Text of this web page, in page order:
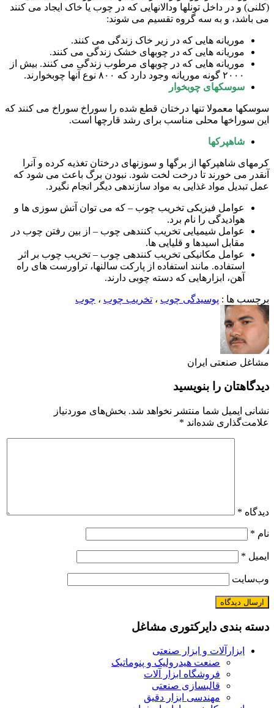
(کلنی) و در داخل تونلها ودالانهایی که در چوب یا خاک ایجاد می کنند
می باشد، و به سه گروه تقسیم می شوند:
موریانه هایی که در زیر خاک زندگی می کنند.
موریانه هایی که در چوبهای خشک زندگی می کنند.
موریانه هایی که در چوبهای مرطوب زندگی می کنند. بیش از
۲۰۰۰ گونه موریانه وجود دارد که ۸۰۰ نوع آنها چوبخوارند.
سوسکهای چوبخوار
سوسکها معمولا تنها درختان قطع شده را سوراخ سوراخ می کنند که
این سوراخها محلی مناسب برای رشد قارچها است.
شاهپرکها
کرمهای شاهپرکها از برگها و سوزنهای درختان تغذیه کرده و آنرا
آنقدر می خورند تا درخت لخت شود. نبودن برگ باعث می شود که
عمل تبدیل مواد غذایی به مواد سازندهی دیگر انجام نگیرد.
عوامل فیزیکی تخریب چوب – که می توان آتش سوزی ها و
هوادیدگی را نام برد.
عوامل شیمیایی تخریب کنندهی چوب – از بین رفتن چوب در
مقابل اسیدها و قلیایی ها.
عوامل مکانیکی تخریب کنندهی چوب – تخریب چوب بر اثر
استفاده. مانند استفاده از پارکت سالنها، تراورست های راه
آهن، ابزارهایی که دسته چوبی دارند.
برچسب ها : پوسیدگی چوب ، تخریب چوب ، چوب
مشاغل صنعتی ایران
دیدگاهتان را بنویسید
نشانی ایمیل شما منتشر نخواهد شد. بخش‌های موردنیاز
علامت‌گذاری شده‌اند *
دیدگاه *
نام *
ایمیل *
وب‌سایت
دسته بندی دایرکتوری مشاغل
ابزارآلات و ابزار صنعتی
صنعت هیدرولیک و پنوماتیک
فروشگاه ابزار آلات
قالبسازی صنعتی
مهندسی ابزار دقیق